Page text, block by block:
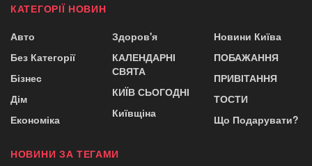
КАТЕГОРІЇ НОВИН
Авто
Без Категорії
Бізнес
Дім
Економіка
Здоров'я
КАЛЕНДАРНІ
СВЯТА
КИЇВ СЬОГОДНІ
Київщіна
Новини Київа
ПОБАЖАННЯ
ПРИВІТАННЯ
ТОСТИ
Що Подарувати?
НОВИНИ ЗА ТЕГАМИ